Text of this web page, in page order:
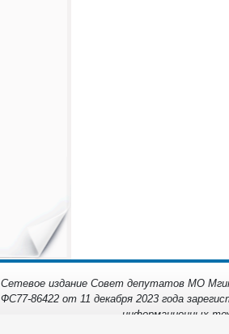
Сетевое издание Совет депутатов МО
ФС77-86422 от 11 декабря 2023 года
информационных